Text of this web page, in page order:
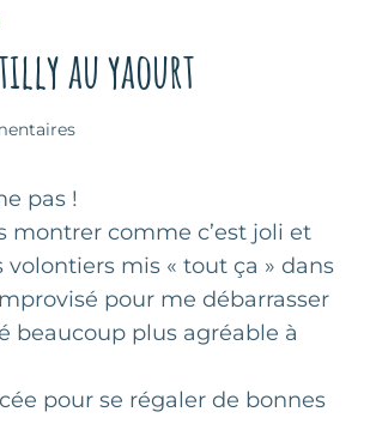
au yaourt
pas !
montrer comme c’est joli et
volontiers mis « tout ça » dans
pour me débarrasser
beaucoup plus agréable à
pour se régaler de bonnes